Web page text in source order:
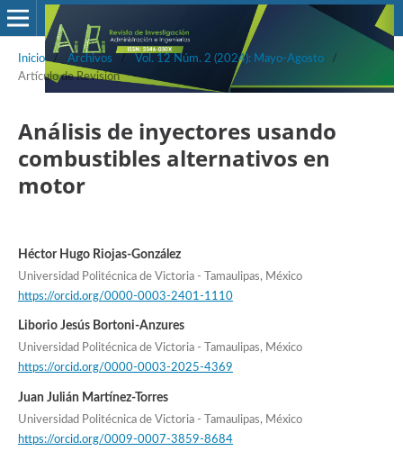
Inicio / Archivos / Vol. 12 Núm. 2 (2024): Mayo-Agosto
/
Artículo de Revisión
Análisis de inyectores usando
combustibles alternativos en
motor
Héctor Hugo Riojas-González
Universidad Politécnica de Victoria - Tamaulipas, México
https://orcid.org/0000-0003-2401-1110
Liborio Jesús Bortoni-Anzures
Universidad Politécnica de Victoria - Tamaulipas, México
https://orcid.org/0000-0003-2025-4369
Juan Julián Martínez-Torres
Universidad Politécnica de Victoria - Tamaulipas, México
https://orcid.org/0009-0007-3859-8684